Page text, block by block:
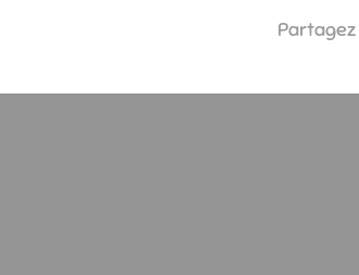
Partagez